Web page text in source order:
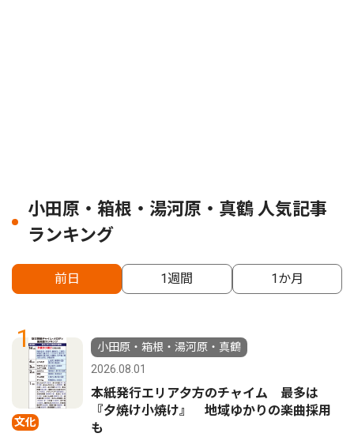
小田原・箱根・湯河原・真鶴 人気記事
ランキング
前日 1週間 1か月
1
文化
小田原・箱根・湯河原・真鶴
2026.08.01
本紙発行エリア夕方のチャイム 最多は
『夕焼け小焼け』 地域ゆかりの楽曲採用
も